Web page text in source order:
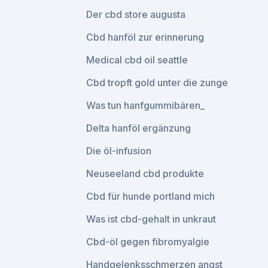
Der cbd store augusta
Cbd hanföl zur erinnerung
Medical cbd oil seattle
Cbd tropft gold unter die zunge
Was tun hanfgummibären_
Delta hanföl ergänzung
Die öl-infusion
Neuseeland cbd produkte
Cbd für hunde portland mich
Was ist cbd-gehalt in unkraut
Cbd-öl gegen fibromyalgie
Handgelenksschmerzen angst